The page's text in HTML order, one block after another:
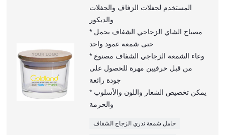
المستخدم لحفلات الزفاف والحفلات
والديكور
* مصباح الشاي الزجاجي الشفاف يحمل
حتى شمعة عمود واحد
* وعاء الشمعة الزجاجي الشفاف مصنوع
من قبل حرفيين مهرة للحصول على
جودة رائعة
* يمكن تخصيص الشعار واللون والأسلوب
والحزمة
حامل شمعة نذري الزجاج الشفاف